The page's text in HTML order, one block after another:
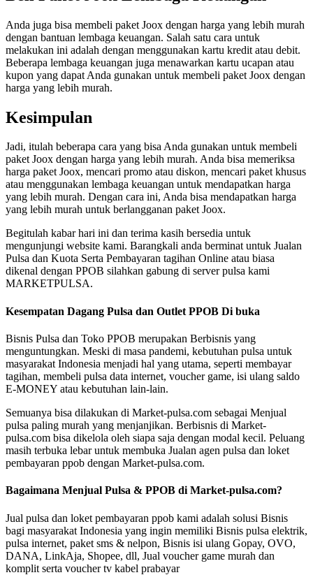
Anda juga bisa membeli paket Joox dengan harga yang lebih murah
dengan bantuan lembaga keuangan. Salah satu cara untuk
melakukan ini adalah dengan menggunakan kartu kredit atau debit.
Beberapa lembaga keuangan juga menawarkan kartu ucapan atau
kupon yang dapat Anda gunakan untuk membeli paket Joox dengan
harga yang lebih murah.
Kesimpulan
Jadi, itulah beberapa cara yang bisa Anda gunakan untuk membeli
paket Joox dengan harga yang lebih murah. Anda bisa memeriksa
harga paket Joox, mencari promo atau diskon, mencari paket khusus
atau menggunakan lembaga keuangan untuk mendapatkan harga
yang lebih murah. Dengan cara ini, Anda bisa mendapatkan harga
yang lebih murah untuk berlangganan paket Joox.
Begitulah kabar hari ini dan terima kasih bersedia untuk
mengunjungi website kami. Barangkali anda berminat untuk Jualan
Pulsa dan Kuota Serta Pembayaran tagihan Online atau biasa
dikenal dengan PPOB silahkan gabung di server pulsa kami
MARKETPULSA.
Kesempatan Dagang Pulsa dan Outlet PPOB Di buka
Bisnis Pulsa dan Toko PPOB merupakan Berbisnis yang
menguntungkan. Meski di masa pandemi, kebutuhan pulsa untuk
masyarakat Indonesia menjadi hal yang utama, seperti membayar
tagihan, membeli pulsa data internet, voucher game, isi ulang saldo
E-MONEY atau kebutuhan lain-lain.
Semuanya bisa dilakukan di Market-pulsa.com sebagai Menjual
pulsa paling murah yang menjanjikan. Berbisnis di Market-
pulsa.com bisa dikelola oleh siapa saja dengan modal kecil. Peluang
masih terbuka lebar untuk membuka Jualan agen pulsa dan loket
pembayaran ppob dengan Market-pulsa.com.
Bagaimana Menjual Pulsa & PPOB di Market-pulsa.com?
Jual pulsa dan loket pembayaran ppob kami adalah solusi Bisnis
bagi masyarakat Indonesia yang ingin memiliki Bisnis pulsa elektrik,
pulsa internet, paket sms & nelpon, Bisnis isi ulang Gopay, OVO,
DANA, LinkAja, Shopee, dll, Jual voucher game murah dan
komplit serta voucher tv kabel prabayar